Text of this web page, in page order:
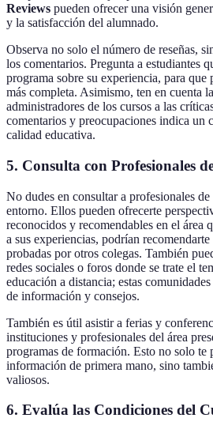
Reviews pueden ofrecer una visión
y la satisfacción del alumnado.
Observa no solo el número de reseñas,
los comentarios. Pregunta a estudiantes
programa sobre su experiencia, para que
más completa. Asimismo, ten en cuenta
administradores de los cursos a las
comentarios y preocupaciones indica un
calidad educativa.
5. Consulta con Profesionales
No dudes en consultar a profesionales
entorno. Ellos pueden ofrecerte
reconocidos y recomendables en el área
a sus experiencias, podrían
probadas por otros colegas. También
redes sociales o foros donde se trate el
educación a distancia; estas
de información y consejos.
También es útil asistir a ferias y
instituciones y profesionales del área
programas de formación. Esto no solo te
información de primera mano, sino
valiosos.
6. Evalúa las Condiciones del